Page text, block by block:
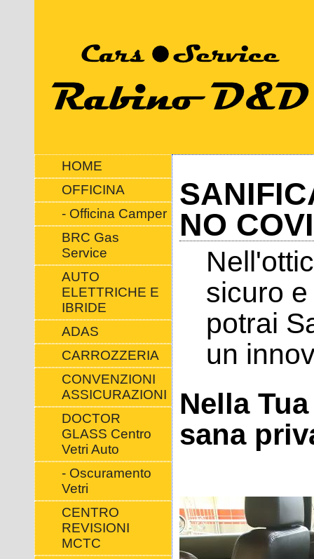
HOME
OFFICINA
- Officina Camper
BRC Gas
Service
AUTO
ELETTRICHE E
IBRIDE
ADAS
CARROZZERIA
CONVENZIONI
ASSICURAZIONI
DOCTOR
GLASS Centro
Vetri Auto
- Oscuramento
Vetri
CENTRO
REVISIONI
MCTC
NO
sicuro
potrai
un
Nella
sana